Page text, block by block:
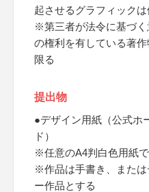
起させるグラフィック
※第三者が法令に基づ
の権利を有している著
限る
提出物
●デザイン用紙（公式ホ
ド）
※任意のA4判白色用紙
※作品は手書き、または
ー作品とする